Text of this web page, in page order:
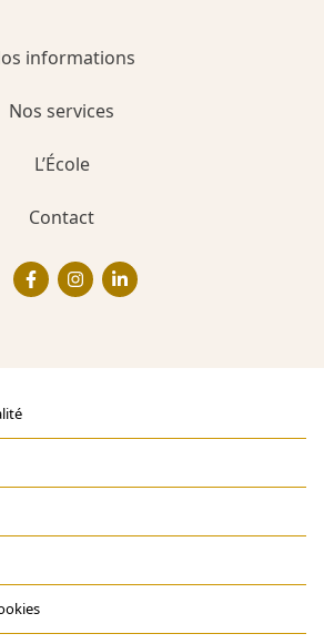
informations
Nos services
L’École
Contact